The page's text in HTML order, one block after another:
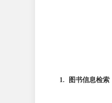
1. 图书信息检索